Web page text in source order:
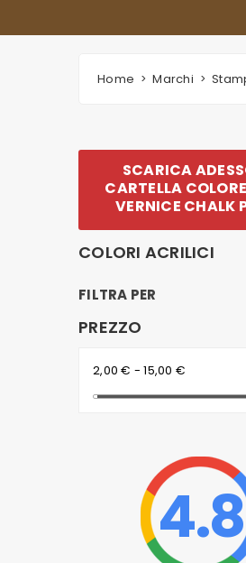
Home Marchi
SCARICA
CARTELLA
VERNICE CHALK
COLORI ACRILICI
FILTRA PER
PREZZO
2,00 € - 15,00 €
4.8